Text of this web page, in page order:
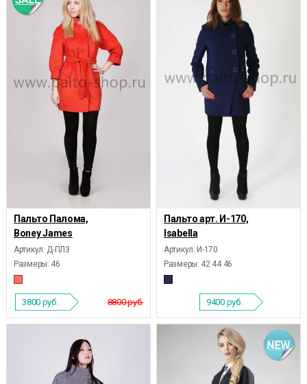
Пальто Палома,
Boney James
Артикул: Д-ПЛ3
Размеры: 46
8800 руб.
3800 руб.
Пальто арт. И-170,
Isabella
Артикул: И-170
Размеры: 42 44 46
9400 руб.